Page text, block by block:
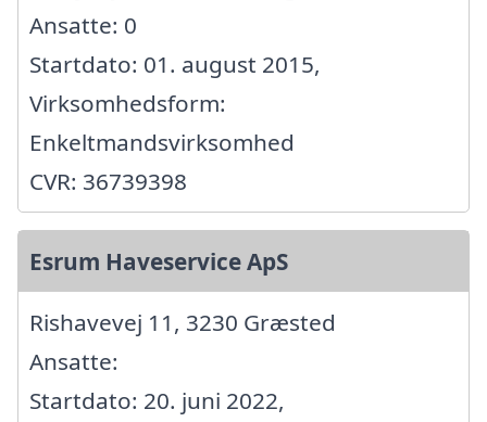
Ansatte: 0
Startdato: 01. august 2015,
Virksomhedsform:
Enkeltmandsvirksomhed
CVR: 36739398
Esrum Haveservice ApS
Rishavevej 11, 3230 Græsted
Ansatte:
Startdato: 20. juni 2022,